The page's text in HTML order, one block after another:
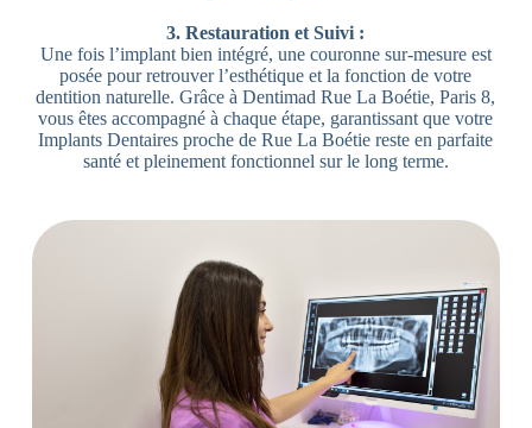
3. Restauration et Suivi :
Une fois l’implant bien intégré, une couronne sur-mesure est
posée pour retrouver l’esthétique et la fonction de votre
dentition naturelle. Grâce à Dentimad Rue La Boétie, Paris 8,
vous êtes accompagné à chaque étape, garantissant que votre
Implants Dentaires proche de Rue La Boétie reste en parfaite
santé et pleinement fonctionnel sur le long terme.